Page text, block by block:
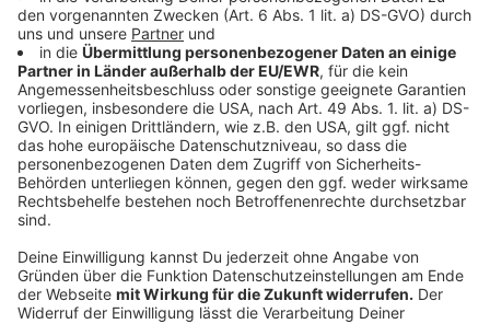
Vorstand und sportlicher Führung dürfte es
Veränderungen geben.
Zugleich wächst bei Mitarbeitern rund um den Verein
die Sorge, dass der Absturz in die 3. Liga auch
Arbeitsplätze kosten könnte. Die Fortuna steht damit
vor einem großen sportlichen und wirtschaftlichen
Umbruch.
Anzeige
Mehr Infos und Links zum Thema: